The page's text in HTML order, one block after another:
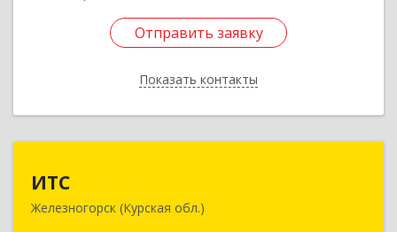
Отправить заявку
Показать контакты
Отправить заявку
Назад
ИТС
Железногорск (Курская обл.)
307178, Курская обл, Железногорск г,